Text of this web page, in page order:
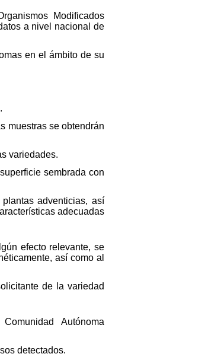
Modificados
a nivel nacional de
en el ámbito de su
muestras se obtendrán
variedades.
sembrada con
adventicias, así
adecuadas
efecto relevante, se
así como al
de la variedad
Autónoma
detectados.